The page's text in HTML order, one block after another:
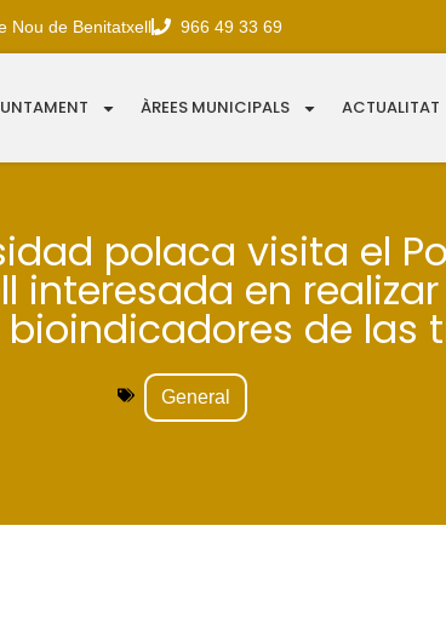
Nou de Benitatxell 966 49 33 69
ÀREES MUNICIPALS ACTUALITAT
polaca visita el
interesada en
bioindicadores de las
General